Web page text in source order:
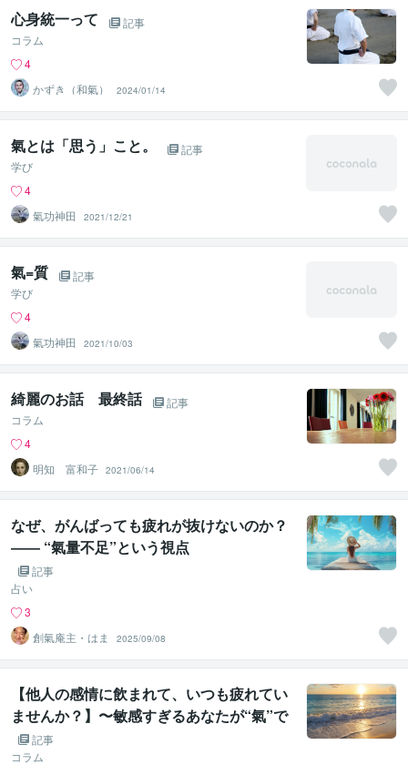
心身統一って
記事
コラム
4
かずき（和氣）
2024/01/14
氣とは「思う」こと。
記事
学び
4
氣功神田
2021/12/21
氣=質
記事
学び
4
氣功神田
2021/10/03
綺麗のお話 最終話
記事
コラム
4
明知 富和子 2021/06/14
なぜ、がんばっても疲れが抜けないのか？
―― “氣量不足”という視点
記事
占い
3
創氣庵主・はま
2025/09/08
【他人の感情に飲まれて、いつも疲れてい
ませんか？】〜敏感すぎるあなたが“氣”で
自分軸を取り戻す方法〜
記事
コラム